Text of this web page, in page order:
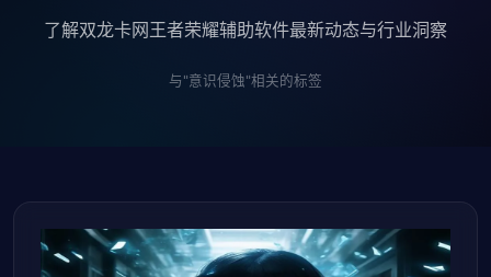
了解双龙卡网王者荣耀辅助软件最新动态与行业洞察
与"意识侵蚀"相关的标签